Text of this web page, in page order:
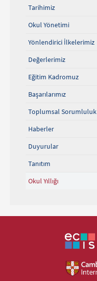
Tarihimiz
Okul Yönetimi
Yönlendirici İlkelerimiz
Değerlerimiz
Eğitim Kadromuz
Başarılarımız
Toplumsal Sorumluluk
Haberler
Duyurular
Tanıtım
Okul Yıllığı